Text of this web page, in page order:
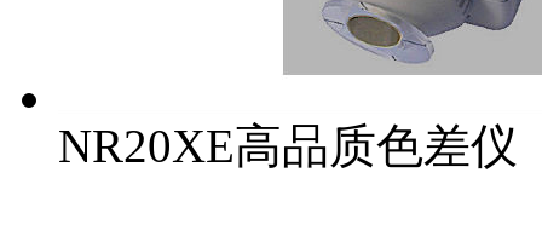
NR20XE高品质色差仪